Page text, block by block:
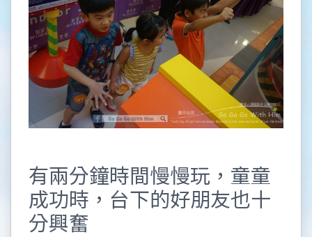
有兩分鐘時間慢慢玩，童童
成功時，台下的好朋友也十
分興奮